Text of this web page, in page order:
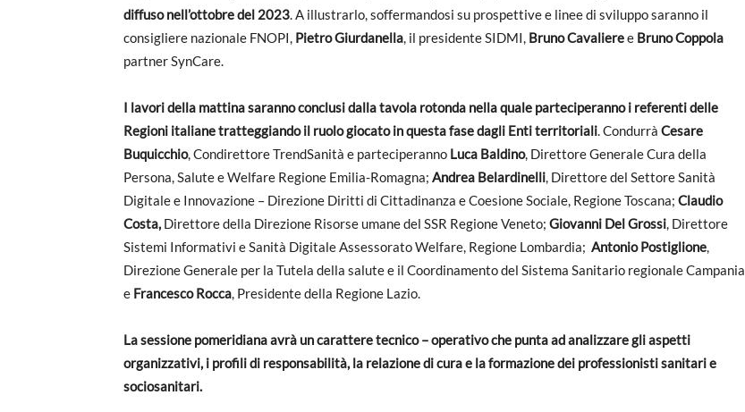
diffuso nell’ottobre del 2023 . A illustrarlo, soffermandosi su prospettive e linee di sviluppo saranno il
consigliere nazionale FNOPI, Pietro Giurdanella , il presidente SIDMI, Bruno Cavalieree Bruno Coppola
partner SynCare.
I lavori della mattina saranno conclusi dalla tavola rotonda nella quale parteciperanno i referenti delle
Regioni italiane tratteggiando il ruolo giocato in questa fase dagli Enti territoriali . Condurrà Cesare
Buquicchio, Condirettore TrendSanità e parteciperanno Luca Baldino, Direttore Generale Cura della
Persona, Salute e Welfare Regione Emilia-Romagna; Andrea Belardinelli , Direttore del Settore Sanità
Digitale e Innovazione – Direzione Diritti di Cittadinanza e Coesione Sociale, Regione Toscana; Claudio
Costa, Direttore della Direzione Risorse umane del SSR Regione Veneto; Giovanni Del Grossi , Direttore
Sistemi Informativi e Sanità Digitale Assessorato Welfare, Regione Lombardia; Antonio Postiglione
Direzione Generale per la Tutela della salute e il Coordinamento del Sistema Sanitario regionale Campania
e Francesco Rocca , Presidente della Regione Lazio.
La sessione pomeridiana avrà un carattere tecnico – operativo che punta ad analizzare gli aspetti
organizzativi, i profili di responsabilità, la relazione di cura e la formazione dei professionisti sanitari e
sociosanitari.